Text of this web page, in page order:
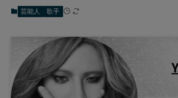
芸能人 歌手